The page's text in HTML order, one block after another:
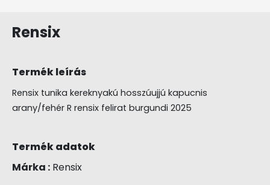
Rensix
Termék leírás
Rensix tunika kereknyakú hosszúujjú kapucnis
arany/fehér R rensix felirat burgundi 2025
Termék adatok
Márka : Rensix